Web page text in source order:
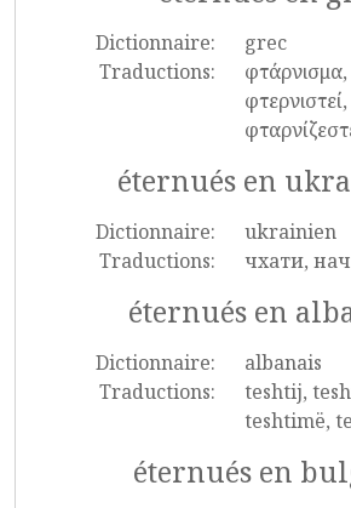
Dictionnaire:
grec
Traductions:
φτάρνισμα,
éternués en
Dictionnaire:
ukrainien
Traductions:
чхати,
éternués en
Dictionnaire:
albanais
Traductions:
teshtij,
teshtimë,
éternués en